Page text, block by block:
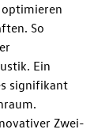
So
Ein
signifikant
Zwei-